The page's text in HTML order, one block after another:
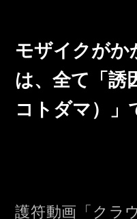
モザイクがか
は、全て「誘
コトダマ）」
護符動画「クラ